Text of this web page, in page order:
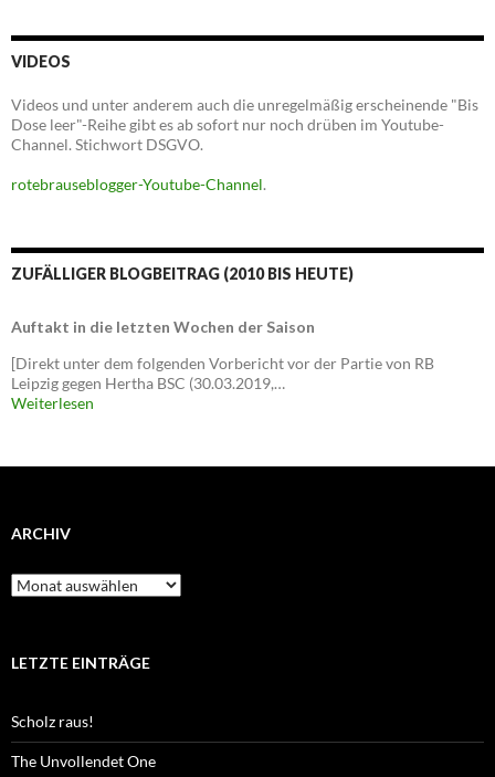
VIDEOS
Videos und unter anderem auch die unregelmäßig erscheinende "Bis
Dose leer"-Reihe gibt es ab sofort nur noch drüben im Youtube-
Channel. Stichwort DSGVO.
rotebrauseblogger-Youtube-Channel.
ZUFÄLLIGER BLOGBEITRAG (2010 BIS HEUTE)
Auftakt in die letzten Wochen der Saison
[Direkt unter dem folgenden Vorbericht vor der Partie von RB
Leipzig gegen Hertha BSC (30.03.2019,…
Weiterlesen
ARCHIV
Archiv
LETZTE EINTRÄGE
Scholz raus!
The Unvollendet One